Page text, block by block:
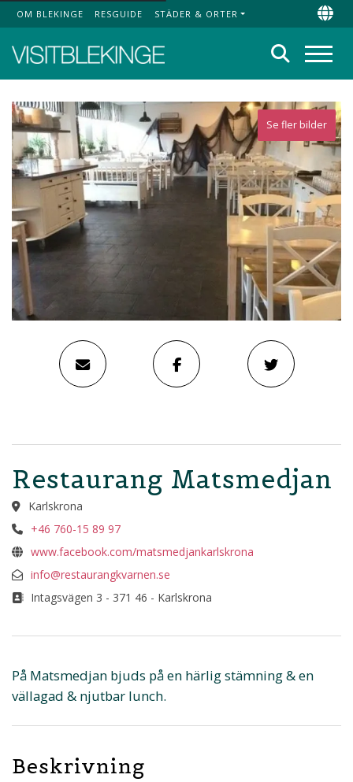
Top Menu
OM BLEKINGE RESGUIDE STÄDER & ORTER
Sök
Se fler bilder
Restaurang Matsmedjan
Karlskrona
+46 760-15 89 97
www.facebook.com/matsmedjankarlskrona
info@restaurangkvarnen.se
Intagsvägen 3 - 371 46 - Karlskrona
På Matsmedjan bjuds på en härlig stämning & en
vällagad & njutbar lunch.
Beskrivning